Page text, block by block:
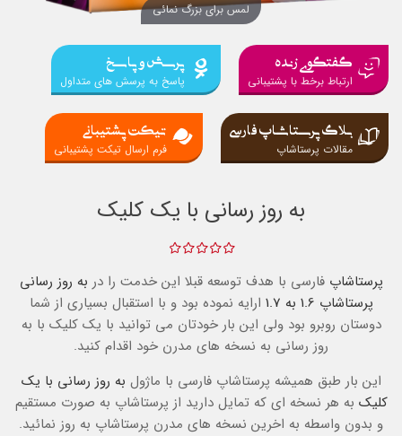
لمس برای بزرگ نمائی
گفتگوی زنده
ارتباط برخط با پشتیبانی
پرسش و پاسخ
پاسخ به پرسش های متداول
بلاگ پرستاشاپ فارسی
مقالات پرستاشاپ
تیکت پشتیبانی
فرم ارسال تیکت پشتیبانی
به روز رسانی با یک کلیک
پرستاشاپ فارسی با هدف توسعه قبلا این خدمت را در به روز رسانی
پرستاشاپ 1.6 به 1.7
ارایه نموده بود و با استقبال بسیاری از شما
دوستان روبرو بود ولی این بار خودتان می توانید با یک کلیک با به
روز رسانی به نسخه های مدرن خود اقدام کنید.
این بار طبق همیشه پرستاشاپ فارسی با ماژول به روز رسانی با یک
کلیک به هر نسخه ای که تمایل دارید از پرستاشاپ به صورت مستقیم
و بدون واسطه به اخرین نسخه های مدرن پرستاشاپ به روز نمائید.